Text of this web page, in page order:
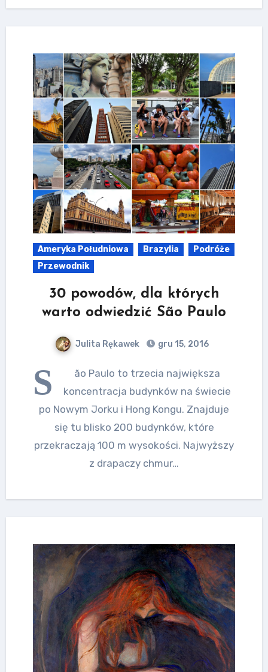
Ameryka Południowa Brazylia
Podróże
Przewodnik
30 powodów, dla których
warto odwiedzić São Paulo
Julita Rękawek gru 15, 2016
S
ão Paulo to trzecia największa
koncentracja budynków na świecie
po Nowym Jorku i Hong Kongu. Znajduje
się tu blisko 200 budynków, które
przekraczają 100 m wysokości. Najwyższy
z drapaczy chmur…